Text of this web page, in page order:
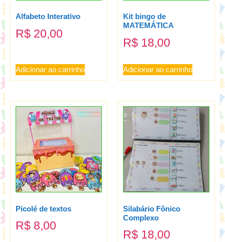
Alfabeto Interativo
R$ 20,00
Adicionar ao carrinho
Kit bingo de
MATEMÁTICA
R$ 18,00
Adicionar ao carrinho
Picolé de textos
R$ 8,00
Silabário Fônico
Complexo
R$ 18,00